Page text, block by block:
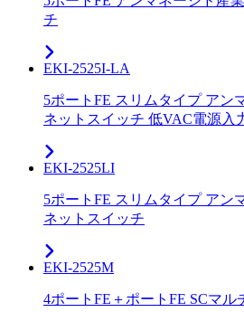
チ
EKI-2525I-LA
5ポートFE スリムタイプ アン
ネットスイッチ 低VAC電源入
EKI-2525LI
5ポートFE スリムタイプ アン
ネットスイッチ
EKI-2525M
4ポートFE＋ポートFE SCマ